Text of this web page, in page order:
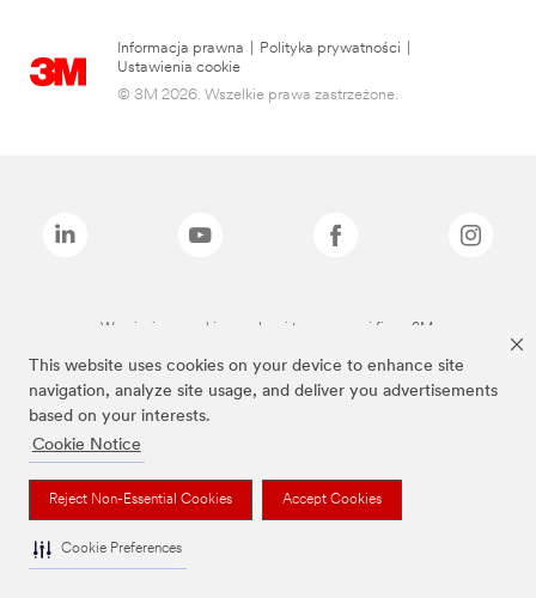
This website uses cookies on your device to enhance site
navigation, analyze site usage, and deliver you advertisements
based on your interests.
Cookie Notice
Reject Non-Essential Cookies Accept Cookies
Cookie Preferences
Informacja prawna Polityka prywatności
Ustawienia cookie
© 3M 2026. Wszelkie prawa zastrzeżone.
Wymienione marki są znakami towarowymi firmy 3M.